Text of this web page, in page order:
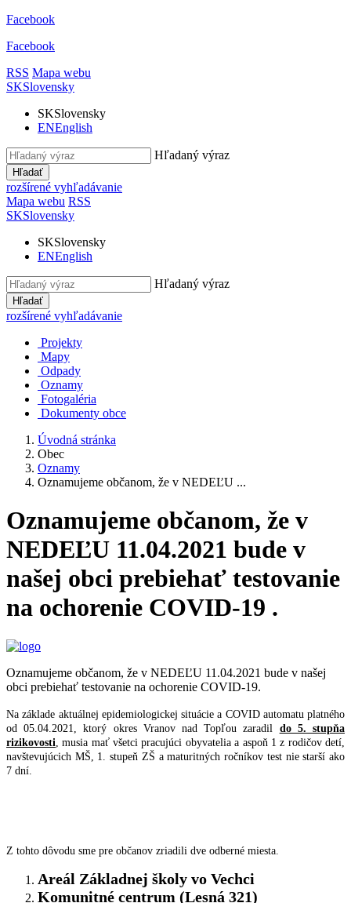
Facebook
Facebook
RSS Mapa webu
SKSlovensky
SKSlovensky
ENEnglish
Hľadaný výraz
Hľadať
rozšírené vyhľadávanie
Mapa webu RSS
SKSlovensky
SKSlovensky
ENEnglish
Hľadaný výraz
Hľadať
rozšírené vyhľadávanie
Projekty
Mapy
Odpady
Oznamy
Fotogaléria
Dokumenty obce
Úvodná stránka
Obec
Oznamy
Oznamujeme občanom, že v NEDEĽU ...
Oznamujeme občanom, že v
NEDEĽU 11.04.2021 bude v
našej obci prebiehať testovanie
na ochorenie COVID-19 .
Oznamujeme občanom, že v NEDEĽU 11.04.2021 bude v našej
obci prebiehať testovanie na ochorenie COVID-19.
Na základe aktuálnej epidemiologickej situácie a COVID automatu platného
od 05.04.2021, ktorý okres Vranov nad Topľou zaradil do 5. stupňa
rizikovosti , musia mať všetci pracujúci obyvatelia a aspoň 1 z rodičov detí,
navštevujúcich MŠ, 1. stupeň ZŠ a maturitných ročníkov test nie starší ako
7 dní.
Z tohto dôvodu sme pre občanov zriadili dve odberné miesta.
Areál Základnej školy vo Vechci
Komunitné centrum (Lesná 321)